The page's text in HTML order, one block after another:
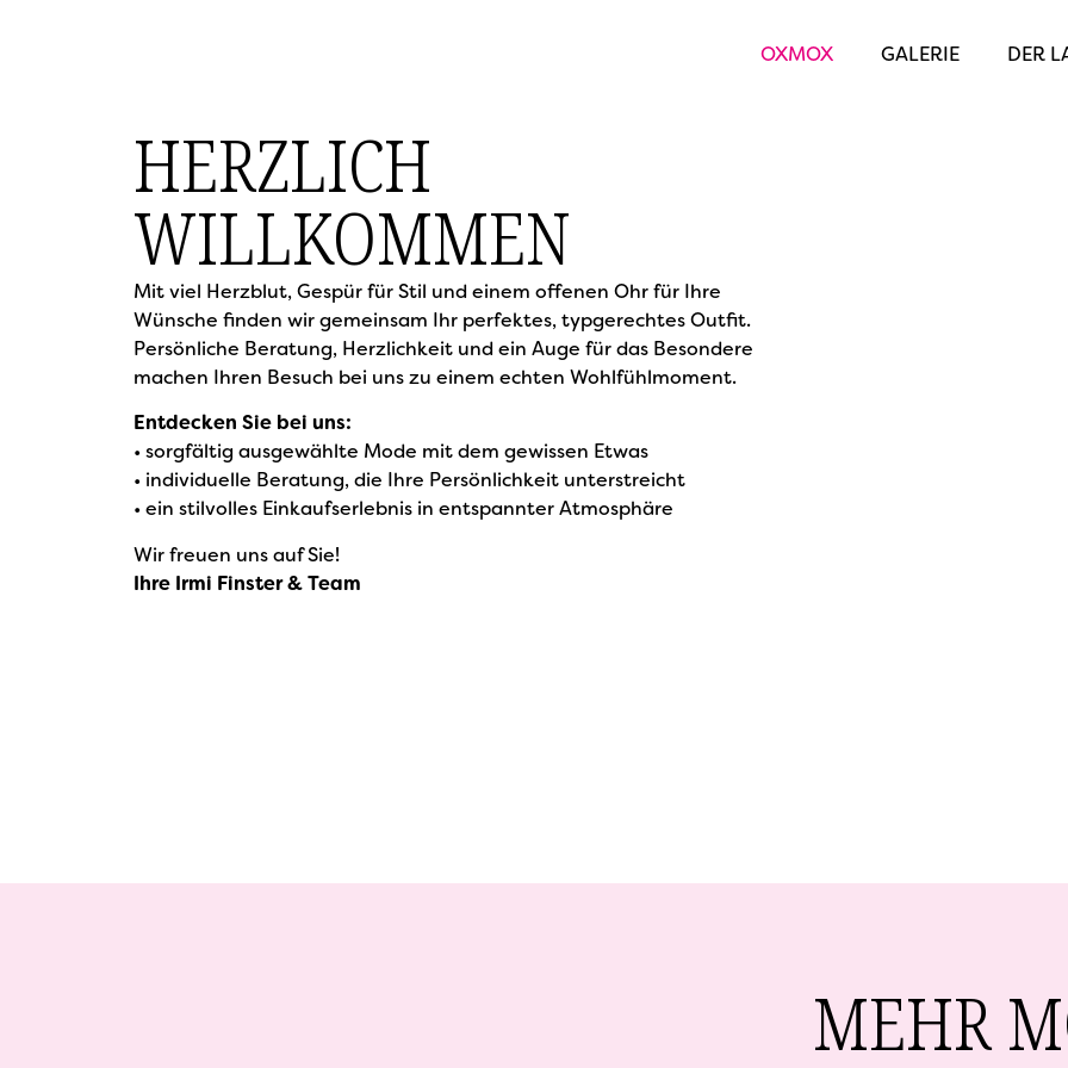
OXMOX GALERIE DER
HERZLICH
WILLKOMMEN
Mit viel Herzblut, Gespür für Stil und einem offenen Ohr für Ihre
Wünsche finden wir gemeinsam Ihr perfektes, typgerechtes Outfit.
Persönliche Beratung, Herzlichkeit und ein Auge für das Besondere
machen Ihren Besuch bei uns zu einem echten Wohlfühlmoment.
Entdecken Sie bei uns:
• sorgfältig ausgewählte Mode mit dem gewissen Etwas
• individuelle Beratung, die Ihre Persönlichkeit unterstreicht
• ein stilvolles Einkaufserlebnis in entspannter Atmosphäre
Wir freuen uns auf Sie!
Ihre Irmi Finster & Team
MEHR